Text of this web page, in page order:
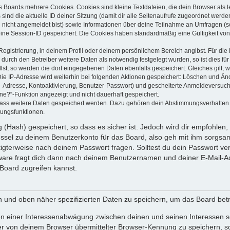
mehrere Cookies. Cookies sind kleine Textdateien, die dein Browser
die aktuelle ID deiner Sitzung (damit dir alle Seitenaufrufe zugeordnet
angemeldet bist) sowie Informationen über deine Teilnahme an Umfragen
Session-ID gespeichert. Die Cookies haben standardmäßig eine Gültigkeit
in deinem Profil oder deinem persönlichem Bereich angibst. Für
den Betreiber weitere Daten als notwendig festgelegt wurden, so ist dies
so werden die dort eingegebenen Daten ebenfalls gespeichert. Gleiches gilt,
IP-Adresse wird weiterhin bei folgenden Aktionen gespeichert: Löschen und
Kontoaktivierung, Benutzer-Passwort) und gescheiterte
Funktion angezeigt und nicht dauerhaft gespeichert.
weitere Daten gespeichert werden. Dazu gehören dein
gespeichert, so dass es sicher ist. Jedoch wird dir
zu deinem Benutzerkonto für das Board, also geh mit ihm
nach deinem Passwort fragen. Solltest du dein Passwort
fragt dich dann nach deinem Benutzernamen und deiner E-
zugreifen kannst.
oben näher spezifizierten Daten zu speichern, um das Board
einer Interessenabwägung zwischen deinen und seinen Interessen
von deinem Browser übermittelter Browser-Kennung zu speichern,